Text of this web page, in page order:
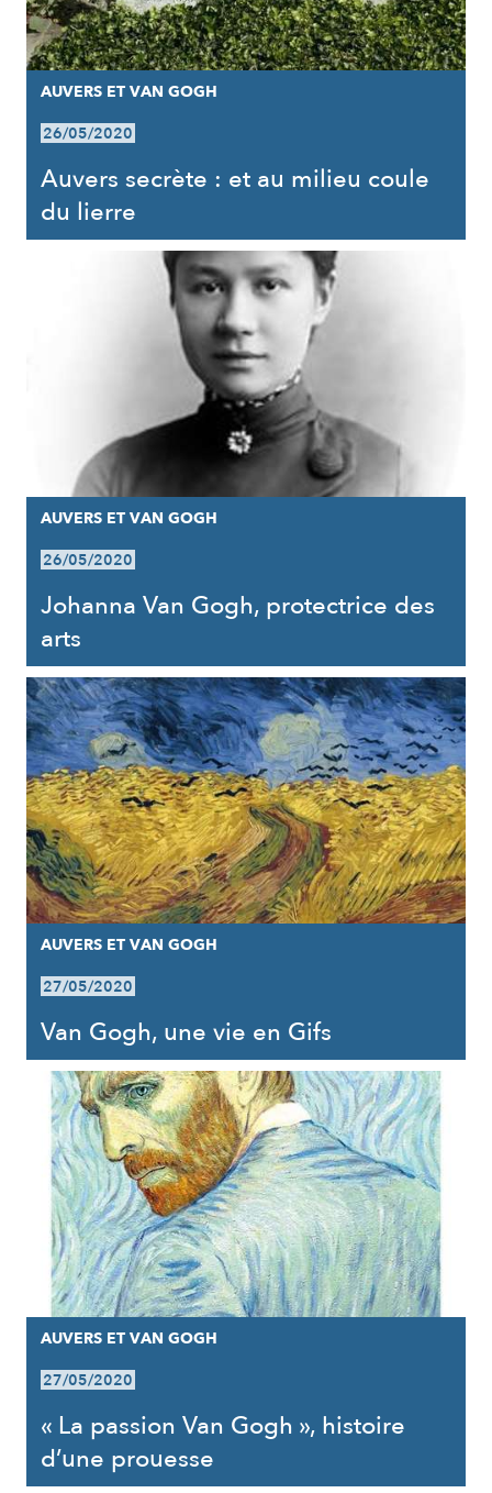
AUVERS ET VAN GOGH
26/05/2020
Auvers secrète : et au milieu coule
du lierre
AUVERS ET VAN GOGH
26/05/2020
Johanna Van Gogh, protectrice des
arts
AUVERS ET VAN GOGH
27/05/2020
Van Gogh, une vie en Gifs
AUVERS ET VAN GOGH
27/05/2020
« La passion Van Gogh », histoire
d’une prouesse